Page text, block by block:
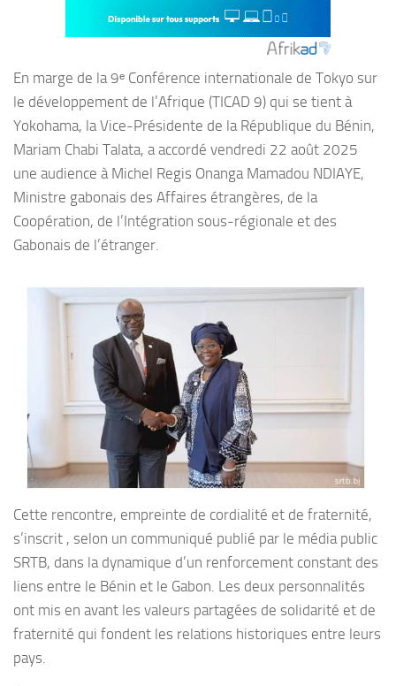
En marge de la 9ᵉ Conférence internationale de Tokyo sur
le développement de l’Afrique (TICAD 9) qui se tient à
Yokohama, la Vice-Présidente de la République du Bénin,
Mariam Chabi Talata, a accordé vendredi 22 août 2025
une audience à Michel Regis Onanga Mamadou NDIAYE,
Ministre gabonais des Affaires étrangères, de la
Coopération, de l’Intégration sous-régionale et des
Gabonais de l’étranger.
Cette rencontre, empreinte de cordialité et de fraternité,
s’inscrit , selon un communiqué publié par le média public
SRTB, dans la dynamique d’un renforcement constant des
liens entre le Bénin et le Gabon. Les deux personnalités
ont mis en avant les valeurs partagées de solidarité et de
fraternité qui fondent les relations historiques entre leurs
pays.